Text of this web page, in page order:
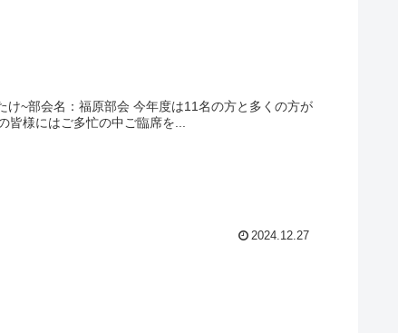
~部会名：福原部会 今年度は11名の方と多くの方が
様にはご多忙の中ご臨席を...
2024.12.27